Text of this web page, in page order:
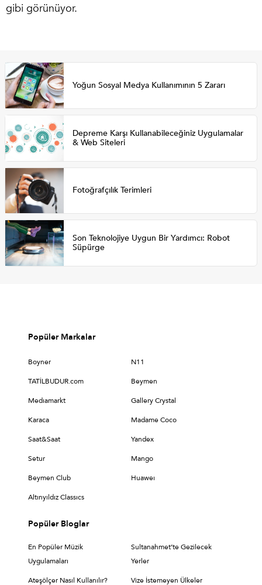
gibi görünüyor.
Yoğun Sosyal Medya Kullanımının 5 Zararı
Depreme Karşı Kullanabileceğiniz Uygulamalar
& Web Siteleri
Fotoğrafçılık Terimleri
Son Teknolojiye Uygun Bir Yardımcı: Robot
Süpürge
Popüler Markalar
Boyner N11
TATİLBUDUR.com Beymen
Medıamarkt Gallery Crystal
Karaca Madame Coco
Saat&Saat Yandex
Setur Mango
Beymen Club Huaweı
Altınyıldız Classıcs
Popüler Bloglar
En Popüler Müzik
Uygulamaları
Sultanahmet’te Gezilecek
Yerler
Ateşölçer Nasıl Kullanılır? Vize İstemeyen Ülkeler